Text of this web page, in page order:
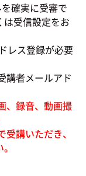
確実に受審で
は受信設定をお
レス登録が必要
者メールアド
、録音、動画撮
講いただき、